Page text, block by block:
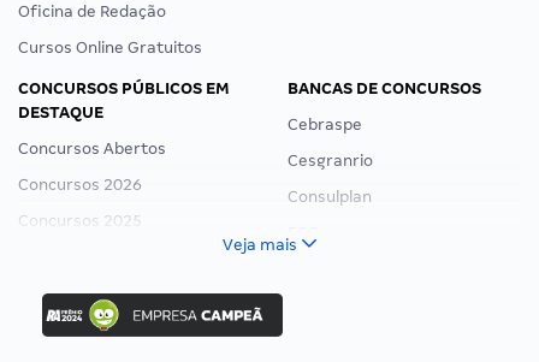
Oficina de Redação
Cursos Online Gratuitos
CONCURSOS PÚBLICOS EM
DESTAQUE
Concursos Abertos
Concursos 2026
Concursos 2025
Concurso Nacional Unificado
Concurso Ibama
Concurso MPU
BANCAS DE CONCURSOS
Cebraspe
Cesgranrio
Consulplan
Veja mais